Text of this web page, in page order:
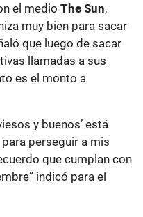
el medio The Sun,
muy bien para sacar
que luego de sacar
llamadas a sus
es el monto a
y buenos’ está
perseguir a mis
que cumplan con
indicó para el